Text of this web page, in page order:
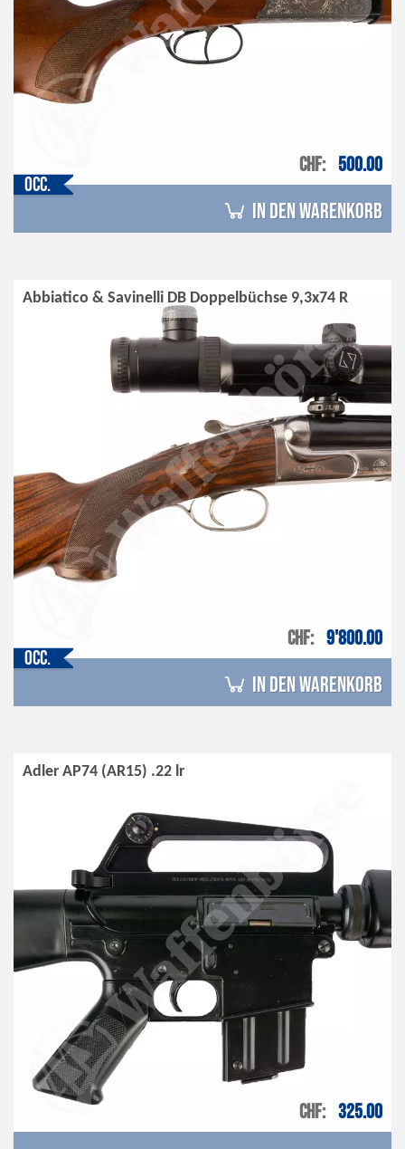
Occ.
CHF 500.00
in den Warenkorb
Occ.
Abbiatico & Savinelli DB Doppelbüchse 9,3x74 R
CHF 9'800.00
in den Warenkorb
Adler AP74 (AR15) .22 lr
CHF 325.00